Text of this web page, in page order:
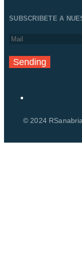
SUBSCRIBETE A
Sending
© 2024